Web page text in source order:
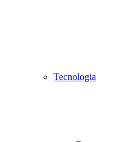
Tecnologia